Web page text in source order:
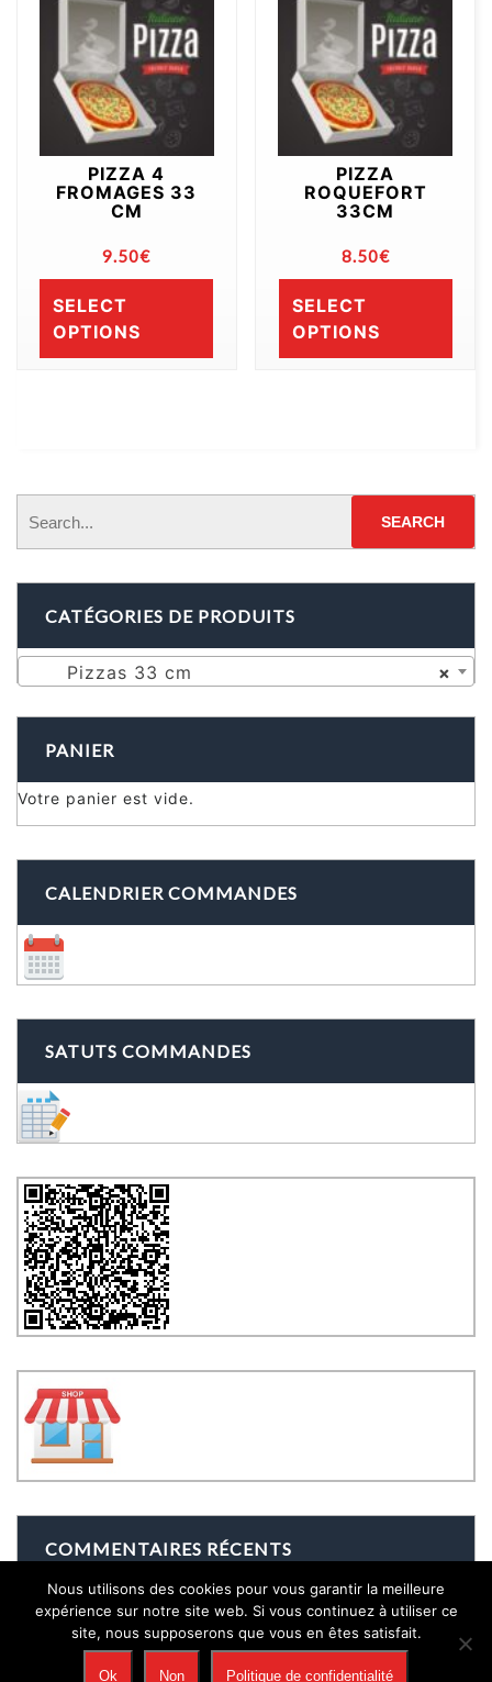
PIZZA 4
FROMAGES 33
CM
9.50€
SELECT
OPTIONS
PIZZA
ROQUEFORT
33CM
8.50€
SELECT
OPTIONS
CATÉGORIES DE PRODUITS
×
Pizzas 33 cm
PANIER
Votre panier est vide.
CALENDRIER COMMANDES
SATUTS COMMANDES
COMMENTAIRES RÉCENTS
Nous utilisons des cookies pour vous garantir la meilleure
expérience sur notre site web. Si vous continuez à utiliser ce
site, nous supposerons que vous en êtes satisfait.
Ok Non Politique de confidentialité